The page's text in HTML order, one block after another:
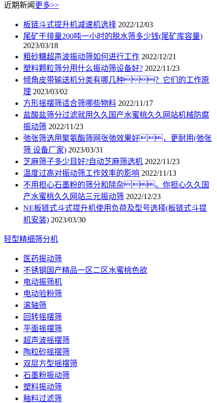
近期新闻 更多>>
板链斗式提升机减速机选择 2022/12/03
尾矿干排量200吨一小时的脱水筛多少钱(尾矿库容量)
2023/03/18
粗砂糖超声波振动筛如何进行工作 2022/12/21
塑料颗粒筛分用什么振动筛设备好? 2022/11/23
倾角皮带输送机分类有哪几种？它们的工作原
理 2023/03/02
方形摇摆筛适合筛哪些物料 2022/11/17
盐酸盐筛分过滤就用久久国产水蜜桃久久网站机械防腐
振动筛 2022/11/23
弛张筛选用聚氨酯筛网张弛效果好，更耐用(弛张
筛 设备厂家) 2023/03/31
芝麻筛子多少目好?自动芝麻筛选机 2022/11/23
温度过高对振动筛工作效率的影响 2022/11/13
不用担心石墨粉的筛分和除杂。你担心久久国
产水蜜桃久久网站三元振动筛 2022/12/23
NE板链式斗式提升机使用负荷及型号选择(板链式斗提
机安装) 2023/03/30
轻型精细筛分机
医药振动筛
不锈钢国产精品一区二区水蜜桃色欲
电动振筛机
电动验粉筛
滚轴筛
回转摇摆筛
平面摇摆筛
超声波摇摆筛
陶粒砂摇摆筛
双层方型摇摆筛
石墨粉振动筛
塑料振动筛
釉料过滤筛